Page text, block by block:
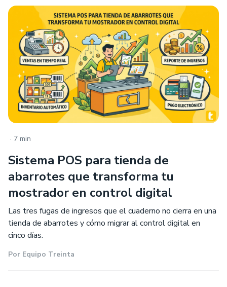
. 7 min
Sistema POS para tienda de
abarrotes que transforma tu
mostrador en control digital
Las tres fugas de ingresos que el cuaderno no cierra en una
tienda de abarrotes y cómo migrar al control digital en
cinco días.
Por Equipo Treinta